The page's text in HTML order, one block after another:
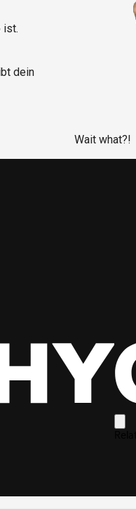
ist.
dein
Wait what?!